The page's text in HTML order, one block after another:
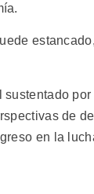
de
en la